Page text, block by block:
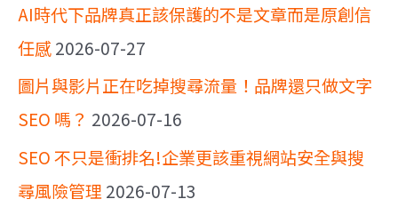
AI時代下品牌真正該保護的不是文章而是原創信
任感2026-07-27
圖片與影片正在吃掉搜尋流量！品牌還只做文字
SEO 嗎？ 2026-07-16
SEO 不只是衝排名!企業更該重視網站安全與搜
尋風險管理 2026-07-13